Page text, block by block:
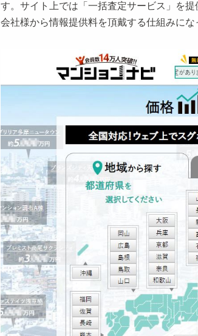
す。サイト上では「一括査定サービス」を
会社様から情報提供料を頂戴する仕組みにな